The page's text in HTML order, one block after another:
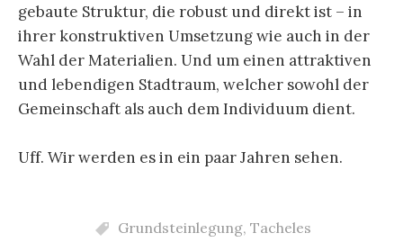
gebaute Struktur, die robust und direkt ist – in
ihrer konstruktiven Umsetzung wie auch in der
Wahl der Materialien. Und um einen attraktiven
und lebendigen Stadtraum, welcher sowohl der
Gemeinschaft als auch dem Individuum dient.
Uff. Wir werden es in ein paar Jahren sehen.
Grundsteinlegung, Tacheles